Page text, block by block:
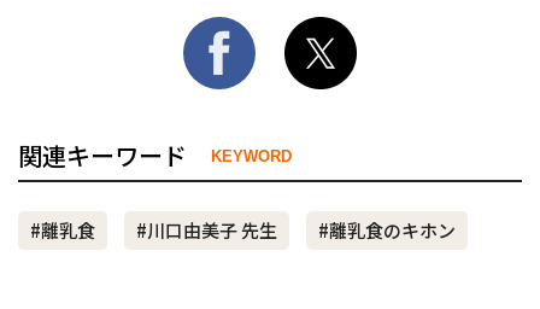
関連キーワード KEYWORD
#離乳食 #川口由美子 先生 #離乳食のキホン